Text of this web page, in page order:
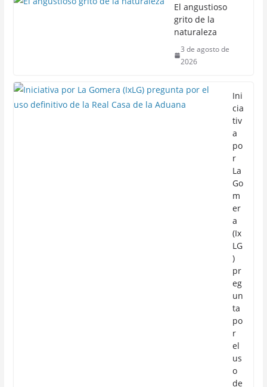
El angustioso
grito de la
naturaleza
3 de agosto de
2026
Ini
cia
tiv
a
po
r
La
Go
m
er
a
(Ix
LG
)
pr
eg
un
ta
po
r
el
us
o
de